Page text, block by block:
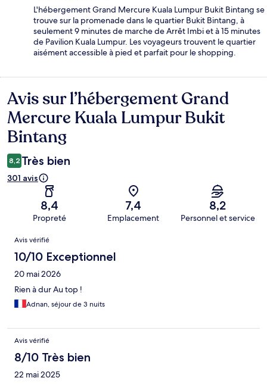
L'hébergement Grand Mercure Kuala Lumpur Bukit Bintang se
trouve sur la promenade dans le quartier Bukit Bintang, à
seulement 9 minutes de marche de Arrêt Imbi et à 15 minutes
de Pavilion Kuala Lumpur. Les voyageurs trouvent le quartier
aisément accessible à pied et parfait pour le shopping.
Avis
Avis sur l’hébergement Grand
Mercure Kuala Lumpur Bukit
Bintang
8,2 Très bien
301 avis
8,4
Propreté
7,4
Emplacement
8,2
Personnel et service
Avis
Avis vérifié
10/10 Exceptionnel
20 mai 2026
Rien à dur Au top !
Adnan, séjour de 3 nuits
Avis vérifié
8/10 Très bien
22 mai 2025